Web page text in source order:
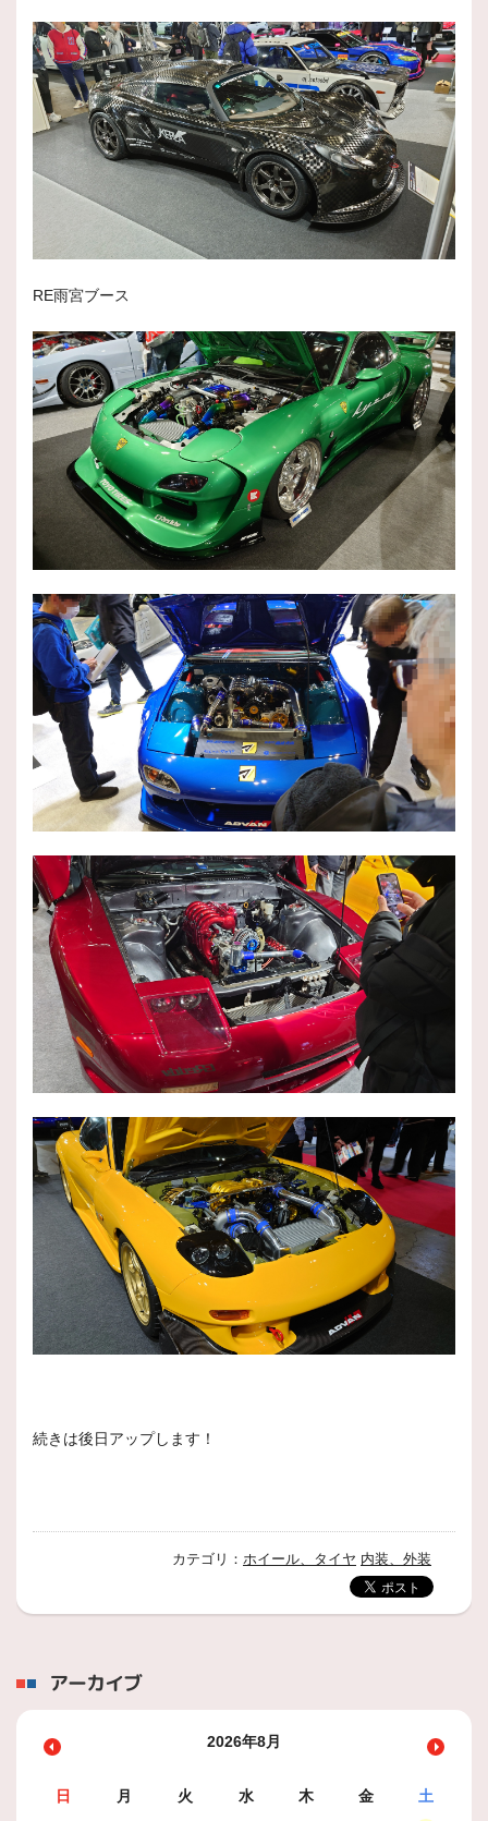
RE雨宮ブース
続きは後日アップします！
カテゴリ： ホイール、タイヤ 内装、外装
アーカイブ
2026年8月
日 月 火 水 木 金
土